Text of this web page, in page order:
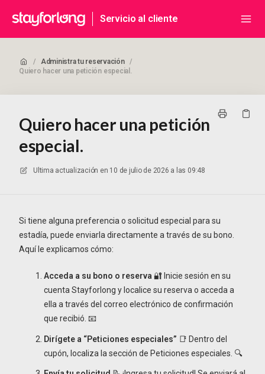
Servicio al cliente
/ Administra tu reservación /
Quiero hacer una petición especial.
Quiero hacer una petición
especial.
Ultima actualización en 10 de julio de 2026 a las 09:48
Si tiene alguna preferencia o solicitud especial para su
estadía, puede enviarla directamente a través de su bono.
Aquí le explicamos cómo:
Acceda a su bono o reserva 🔐 Inicie sesión en su
cuenta Stayforlong y localice su reserva o acceda a
ella a través del correo electrónico de confirmación
que recibió. 📧
Dirígete a “Peticiones especiales” 📑 Dentro del
cupón, localiza la sección de Peticiones especiales. 🔍